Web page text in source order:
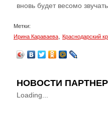
вновь будет весомо
Метки:
Ирина Караваева
Краснодарский
НОВОСТИ
Loading...